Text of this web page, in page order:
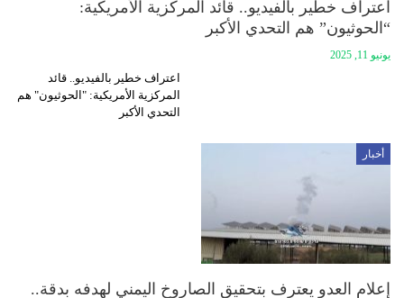
اعتراف خطير بالفيديو.. قائد المركزية الأمريكية:
“الحوثيون” هم التحدي الأكبر
يونيو 11, 2025
اعتراف خطير بالفيديو.. قائد
المركزية الأمريكية: "الحوثيون" هم
التحدي الأكبر
أخبار
إعلام العدو يعترف بتحقيق الصاروخ اليمني لهدفه بدقة..